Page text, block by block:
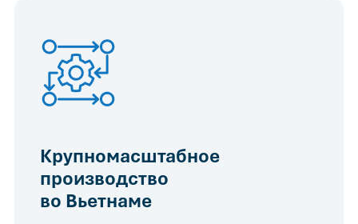
Крупномасштабное
производство
во Вьетнаме